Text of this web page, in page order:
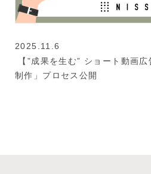
2025.11.6
【”成果を生む” ショート動画
制作」プロセス公開